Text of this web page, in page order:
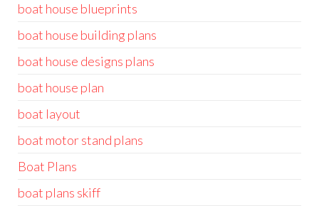
boat house blueprints
boat house building plans
boat house designs plans
boat house plan
boat layout
boat motor stand plans
Boat Plans
boat plans skiff